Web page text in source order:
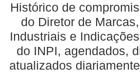
Histórico de
do Diretor de
Industriais e
do INPI, agendados,
atualizados